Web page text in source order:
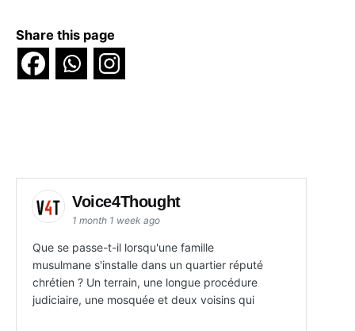
Share this page
Voice4Thought
1 month 1 week ago
Que se passe-t-il lorsqu'une famille
musulmane s'installe dans un quartier réputé
chrétien ? Un terrain, une longue procédure
judiciaire, une mosquée et deux voisins qui